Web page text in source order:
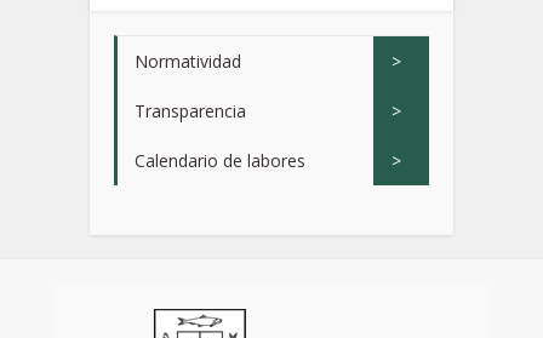
Normatividad >
Transparencia >
Calendario de labores >